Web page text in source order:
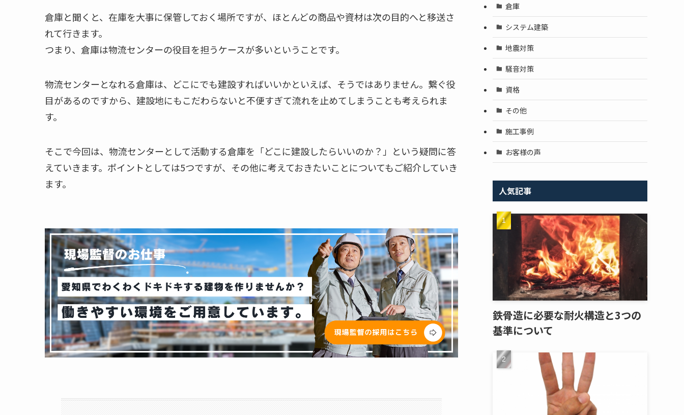
倉庫と聞くと、在庫を大事に保管しておく場所ですが、ほとんどの商品や資材は次の目的へと移送さ
れて行きます。
つまり、倉庫は物流センターの役目を担うケースが多いということです。
物流センターとなれる倉庫は、どこにでも建設すればいいかといえば、そうではありません。繋ぐ役
目があるのですから、建設地にもこだわらないと不便すぎて流れを止めてしまうことも考えられま
す。
そこで今回は、物流センターとして活動する倉庫を「どこに建設したらいいのか？」という疑問に答
えていきます。ポイントとしては5つですが、その他に考えておきたいことについてもご紹介していき
ます。
倉庫
システム建築
地震対策
騒音対策
資格
その他
施工事例
お客様の声
人気記事
鉄骨造に必要な耐火構造と3つの
基準について